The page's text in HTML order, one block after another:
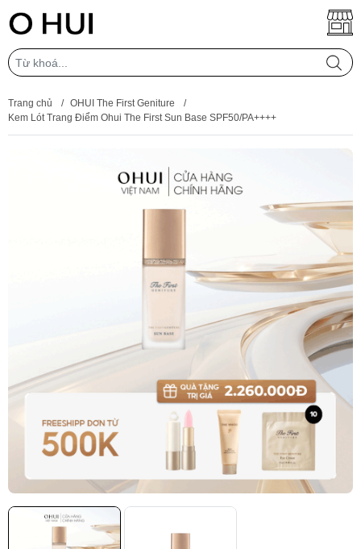
Trang chủ / OHUI The First Geniture
/
Kem Lót Trang Điểm Ohui The First Sun Base SPF50/PA++++